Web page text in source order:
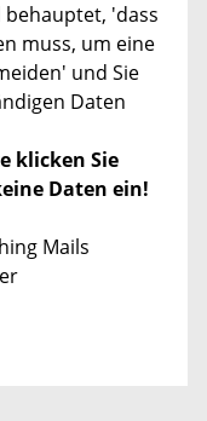
'dass
muss, um eine
und Sie
Daten
klicken Sie
Daten ein!
Mails